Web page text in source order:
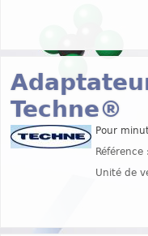
Techne®
Pour
Unité de